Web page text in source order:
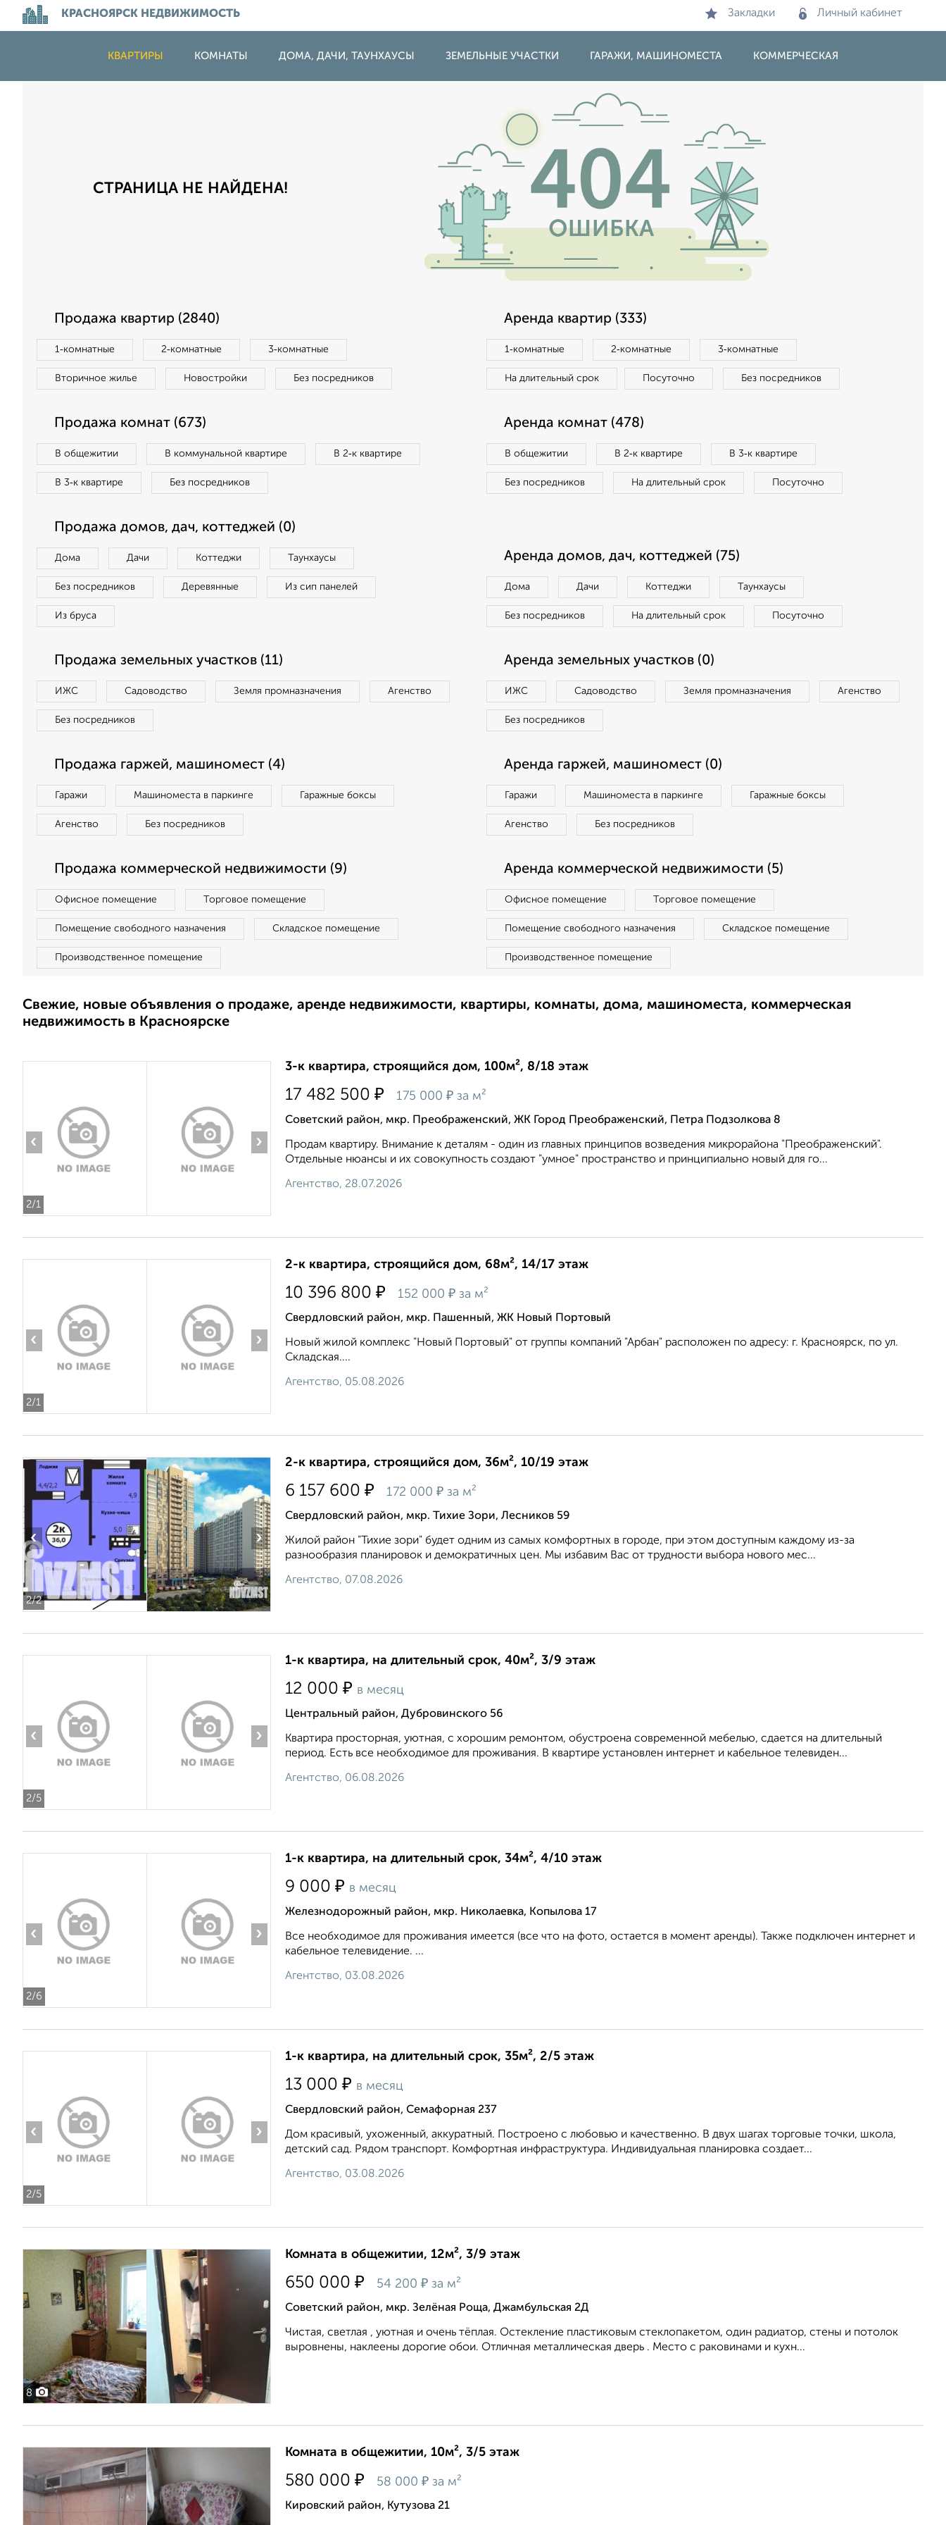
КРАСНОЯРСК НЕДВИЖИМОСТЬ Закладки Личный кабинет
КВАРТИРЫ КОМНАТЫ ДОМА, ДАЧИ, ТАУНХАУСЫ ЗЕМЕЛЬНЫЕ УЧАСТКИ ГАРАЖИ, МАШИНОМЕСТА КОММЕРЧЕСКАЯ
СТРАНИЦА НЕ НАЙДЕНА!
Продажа квартир (2840)
1‑комнатные 2‑комнатные 3‑комнатные
Вторичное жилье Новостройки Без посредников
Аренда квартир (333)
1‑комнатные 2‑комнатные 3‑комнатные
На длительный срок Посуточно Без посредников
Продажа комнат (673)
В общежитии В коммунальной квартире В 2‑к квартире
В 3‑к квартире Без посредников
Аренда комнат (478)
В общежитии В 2‑к квартире В 3‑к квартире
Без посредников На длительный срок Посуточно
Продажа домов, дач, коттеджей (0)
Дома Дачи Коттеджи Таунхаусы
Без посредников Деревянные Из сип панелей
Из бруса
Аренда домов, дач, коттеджей (75)
Дома Дачи Коттеджи Таунхаусы
Без посредников На длительный срок Посуточно
Продажа земельных участков (11)
ИЖС Садоводство Земля промназначения Агенство
Без посредников
Аренда земельных участков (0)
ИЖС Садоводство Земля промназначения Агенство
Без посредников
Продажа гаржей, машиномест (4)
Гаражи Машиноместа в паркинге Гаражные боксы
Агенство Без посредников
Аренда гаржей, машиномест (0)
Гаражи Машиноместа в паркинге Гаражные боксы
Агенство Без посредников
Продажа коммерческой недвижимости (9)
Офисное помещение Торговое помещение
Помещение свободного назначения Складское помещение
Производственное помещение
Аренда коммерческой недвижимости (5)
Офисное помещение Торговое помещение
Помещение свободного назначения Складское помещение
Производственное помещение
Свежие, новые объявления о продаже, аренде недвижимости, квартиры, комнаты, дома, машиноместа, коммерческая
недвижимость в Красноярске
2/1
‹ ›
3-к квартира, строящийся дом, 100м², 8/18 этаж
17 482 500 ₽ 175 000 ₽ за м²
Советский район, мкр. Преображенский, ЖК Город Преображенский, Петра Подзолкова 8
Продам квартиру. Внимание к деталям - один из главных принципов возведения микрорайона "Преображенский".
Отдельные нюансы и их совокупность создают "умное" пространство и принципиально новый для го...
Агентство, 28.07.2026
2/1
‹ ›
2-к квартира, строящийся дом, 68м², 14/17 этаж
10 396 800 ₽ 152 000 ₽ за м²
Свердловский район, мкр. Пашенный, ЖК Новый Портовый
Новый жилой комплекс "Новый Портовый" от группы компаний "Арбан" расположен по адресу: г. Красноярск, по ул.
Складская....
Агентство, 05.08.2026
2/2
‹ ›
2-к квартира, строящийся дом, 36м², 10/19 этаж
6 157 600 ₽ 172 000 ₽ за м²
Свердловский район, мкр. Тихие Зори, Лесников 59
Жилой район "Тихие зори" будет одним из самых комфортных в городе, при этом доступным каждому из-за
разнообразия планировок и демократичных цен. Мы избавим Вас от трудности выбора нового мес...
Агентство, 07.08.2026
2/5
‹ ›
1-к квартира, на длительный срок, 40м², 3/9 этаж
12 000 ₽ в месяц
Центральный район, Дубровинского 56
Квартира просторная, уютная, с хорошим ремонтом, обустроена современной мебелью, сдается на длительный
период. Есть все необходимое для проживания. В квартире установлен интернет и кабельное телевиден...
Агентство, 06.08.2026
2/6
‹ ›
1-к квартира, на длительный срок, 34м², 4/10 этаж
9 000 ₽ в месяц
Железнодорожный район, мкр. Николаевка, Копылова 17
Все необходимое для проживания имеется (все что на фото, остается в момент аренды). Также подключен интернет и
кабельное телевидение. ...
Агентство, 03.08.2026
2/5
‹ ›
1-к квартира, на длительный срок, 35м², 2/5 этаж
13 000 ₽ в месяц
Свердловский район, Семафорная 237
Дом красивый, ухоженный, аккуратный. Построено с любовью и качественно. В двух шагах торговые точки, школа,
детский сад. Рядом транспорт. Комфортная инфраструктура. Индивидуальная планировка создает...
Агентство, 03.08.2026
8
Комната в общежитии, 12м², 3/9 этаж
650 000 ₽ 54 200 ₽ за м²
Советский район, мкр. Зелёная Роща, Джамбульская 2Д
Чистая, светлая , уютная и очень тёплая. Остекление пластиковым стеклопакетом, один радиатор, стены и потолок
выровнены, наклеены дорогие обои. Отличная металлическая дверь . Место с раковинами и кухн...
Комната в общежитии, 10м², 3/5 этаж
580 000 ₽ 58 000 ₽ за м²
Кировский район, Кутузова 21